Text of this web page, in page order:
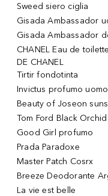
Sweed siero ciglia
Gisada Ambassador
Gisada Ambassador
CHANEL Eau de
DE CHANEL
Tirtir fondotinta
Invictus profumo uomo
Beauty of Joseon
Tom Ford Black Orchid
Good Girl profumo
Prada Paradoxe
Master Patch Cosrx
Breeze Deodorante
La vie est belle